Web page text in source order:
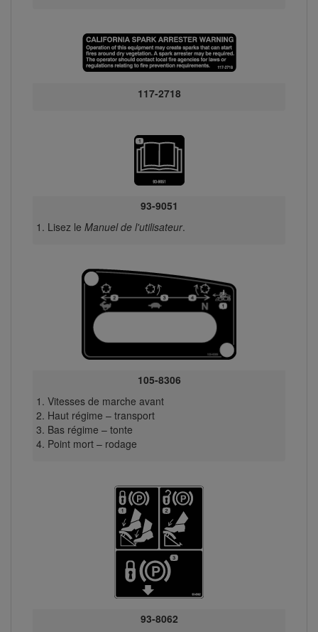
117-2718
93-9051
Lisez le Manuel de l'utilisateur.
105-8306
Vitesses de marche avant
Haut régime – transport
Bas régime – tonte
Point mort – rodage
93-8062